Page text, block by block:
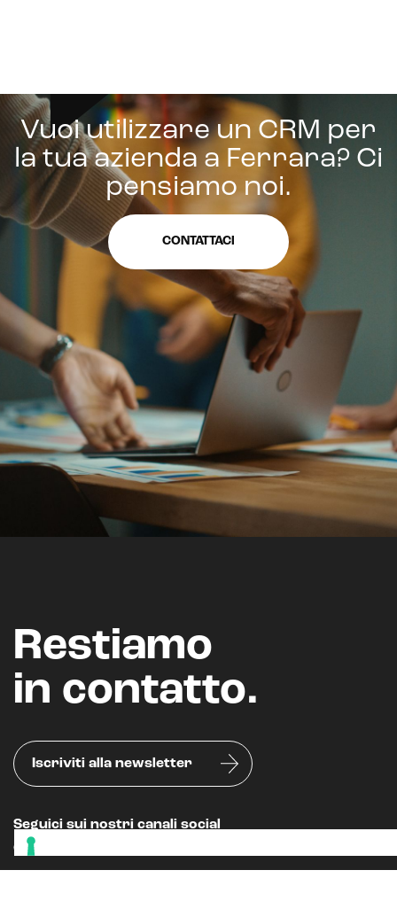
Vuoi utilizzare un CRM per
la tua azienda a Ferrara? Ci
pensiamo noi.
CONTATTACI
Restiamo
in contatto.
Iscriviti alla newsletter
Seguici sui nostri canali social
Oppure, leggi il nostro